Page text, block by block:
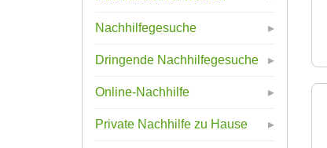
Nachhilfegesuche
Dringende Nachhilfegesuche
Online-Nachhilfe
Private Nachhilfe zu Hause